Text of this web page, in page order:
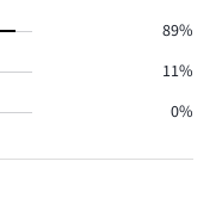
89%
11%
0%